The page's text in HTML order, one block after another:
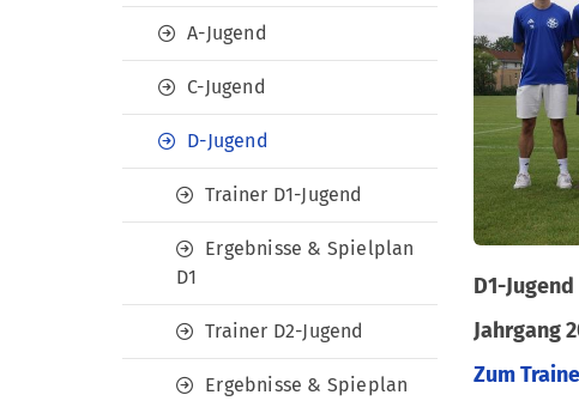
D1-Jugend
Jahrgang
Zum
A-Jugend
C-Jugend
D-Jugend
Trainer D1-Jugend
Ergebnisse & Spielplan
D1
Trainer D2-Jugend
Ergebnisse & Spieplan